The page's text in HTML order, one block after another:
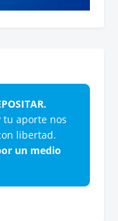
tu aporte nos
libertad.
un medio